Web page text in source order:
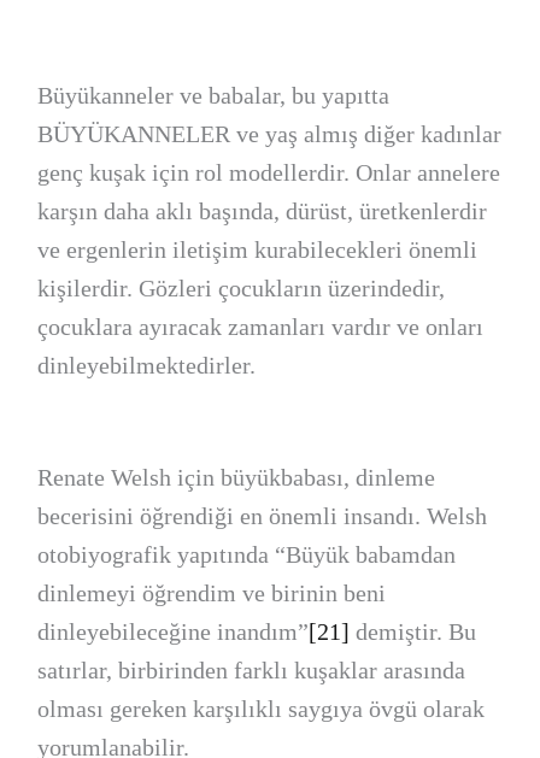
Büyükanneler ve babalar, bu yapıtta
BÜYÜKANNELER ve yaş almış diğer kadınlar
genç kuşak için rol modellerdir. Onlar annelere
karşın daha aklı başında, dürüst, üretkenlerdir
ve ergenlerin iletişim kurabilecekleri önemli
kişilerdir. Gözleri çocukların üzerindedir,
çocuklara ayıracak zamanları vardır ve onları
dinleyebilmektedirler.
Renate Welsh için büyükbabası, dinleme
becerisini öğrendiği en önemli insandı. Welsh
otobiyografik yapıtında “Büyük babamdan
dinlemeyi öğrendim ve birinin beni
dinleyebileceğine inandım”[21] demiştir. Bu
satırlar, birbirinden farklı kuşaklar arasında
olması gereken karşılıklı saygıya övgü olarak
yorumlanabilir.